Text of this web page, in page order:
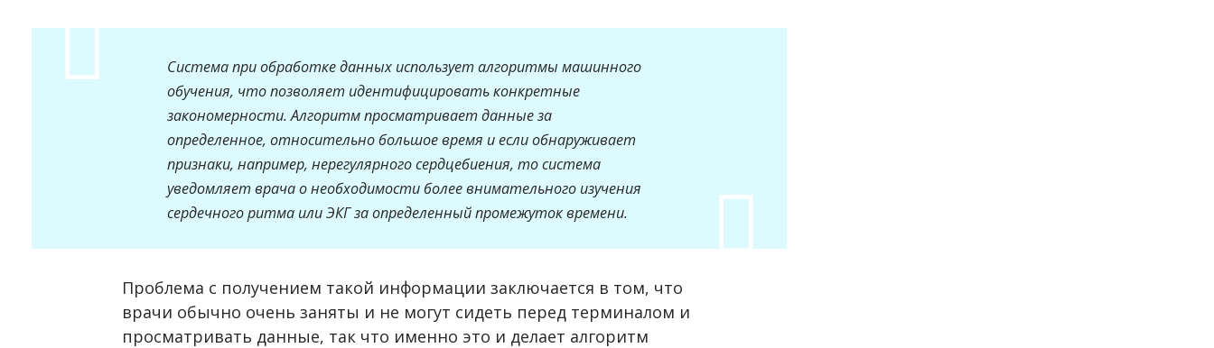
Система при обработке данных использует алгоритмы машинного
обучения, что позволяет идентифицировать конкретные
закономерности. Алгоритм просматривает данные за
определенное, относительно большое время и если обнаруживает
признаки, например, нерегулярного сердцебиения, то система
уведомляет врача о необходимости более внимательного изучения
сердечного ритма или ЭКГ за определенный промежуток времени.
Проблема с получением такой информации заключается в том, что
врачи обычно очень заняты и не могут сидеть перед терминалом и
просматривать данные, так что именно это и делает алгоритм